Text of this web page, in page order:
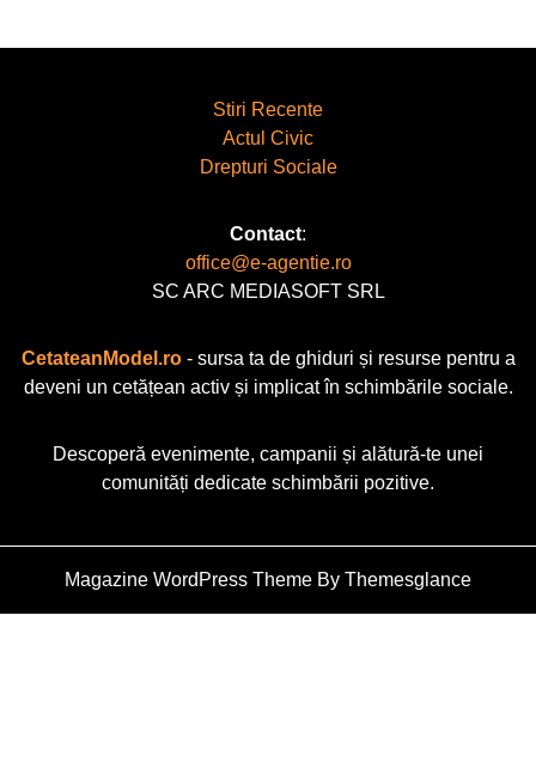
Stiri Recente
Actul Civic
Drepturi Sociale
Contact:
office@e-agentie.ro
SC ARC MEDIASOFT SRL
CetateanModel.ro- sursa ta de ghiduri și resurse pentru a
deveni un cetățean activ și implicat în schimbările sociale.
Descoperă evenimente, campanii și alătură-te unei
comunități dedicate schimbării pozitive.
Magazine WordPress Theme By Themesglance